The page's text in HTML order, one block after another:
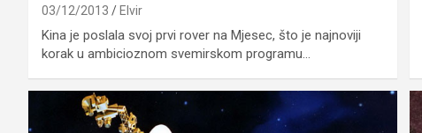
03/12/2013 Elvir
Kina je poslala svoj prvi rover na Mjesec, što je najnoviji
korak u ambicioznom svemirskom programu…